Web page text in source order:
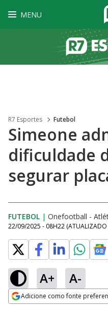
MENU
R7 Esportes Futebol
Simeone
dificuldade
segurar
FUTEBOL | Onefootball -
22/09/2025 - 08H22 (ATUALIZADO
A+ A-
Adicione como fonte